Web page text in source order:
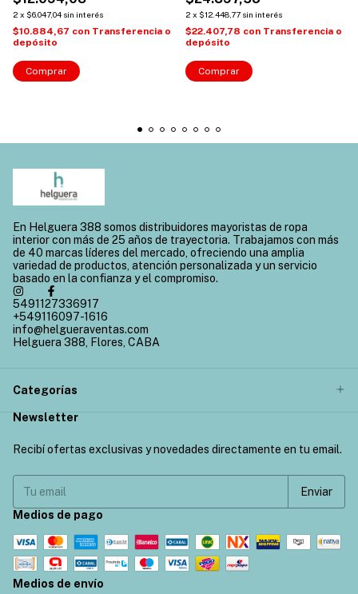
2 x $6.047,04 sin interés
$10.884,67 con Transferencia o
depósito
Comprar
2 x $12.448,77 sin interés
$22.407,78 con Transferencia o
depósito
Comprar
En Helguera 388 somos distribuidores mayoristas de ropa
interior con más de 25 años de trayectoria. Trabajamos con más
de 40 marcas líderes del mercado, ofreciendo una amplia
variedad de productos, atención personalizada y un servicio
basado en la confianza y el compromiso.
5491127336917
+549116097-1616
info@helgueraventas.com
Helguera 388, Flores, CABA
Categorías
Newsletter
Recibí ofertas exclusivas y novedades directamente en tu email.
Medios de pago
Medios de envío